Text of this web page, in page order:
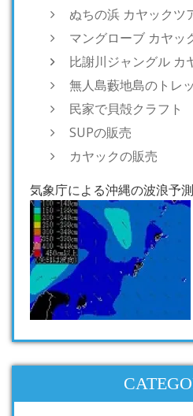
ぬちの浜 カヤックツ
マングローブ カヤッ
比謝川ジャングル カ
無人島藪地島のトレ
民家で貝殻クラフト
SUPの販売
カヤックの販売
気象庁による沖縄の波浪予測